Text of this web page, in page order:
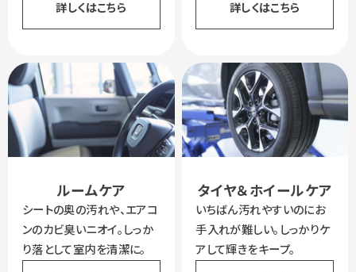
詳しくはこちら 詳しくはこちら
ルームケア
シートの奥の汚れや、エアコ
ンのカビ臭いニオイ。しっか
り落として室内を清潔に。
タイヤ＆ホイールケア
いちばん汚れやすいのにお
手入れが難しい。しっかりケ
アして輝きをキープ。